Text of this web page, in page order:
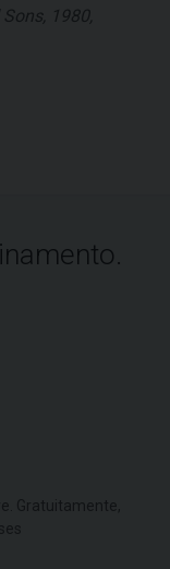
1980,
Gratuitamente,